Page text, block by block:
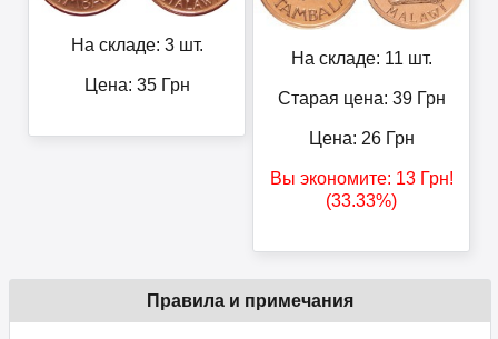
На складе: 3 шт.
Цена: 35Грн
На складе: 11 шт.
Старая цена: 39Грн
Цена: 26Грн
Вы экономите: 13Грн!
(33.33%)
Правила и примечания